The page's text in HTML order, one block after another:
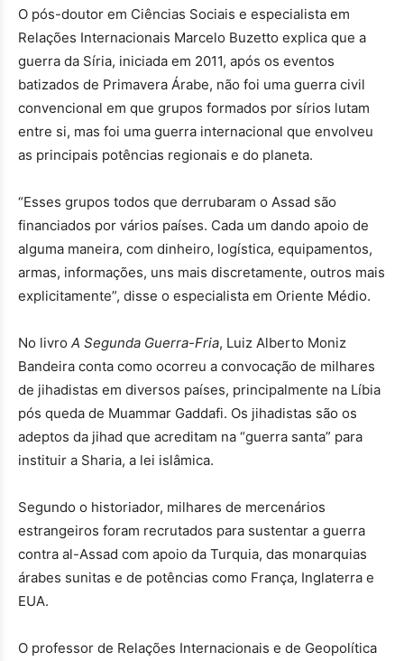
O pós-doutor em Ciências Sociais e especialista em
Relações Internacionais Marcelo Buzetto explica que a
guerra da Síria, iniciada em 2011, após os eventos
batizados de Primavera Árabe, não foi uma guerra civil
convencional em que grupos formados por sírios lutam
entre si, mas foi uma guerra internacional que envolveu
as principais potências regionais e do planeta.
“Esses grupos todos que derrubaram o Assad são
financiados por vários países. Cada um dando apoio de
alguma maneira, com dinheiro, logística, equipamentos,
armas, informações, uns mais discretamente, outros mais
explicitamente”, disse o especialista em Oriente Médio.
No livro A Segunda Guerra-Fria, Luiz Alberto Moniz
Bandeira conta como ocorreu a convocação de milhares
de jihadistas em diversos países, principalmente na Líbia
pós queda de Muammar Gaddafi. Os jihadistas são os
adeptos da jihad que acreditam na “guerra santa” para
instituir a Sharia, a lei islâmica.
Segundo o historiador, milhares de mercenários
estrangeiros foram recrutados para sustentar a guerra
contra al-Assad com apoio da Turquia, das monarquias
árabes sunitas e de potências como França, Inglaterra e
EUA.
O professor de Relações Internacionais e de Geopolítica